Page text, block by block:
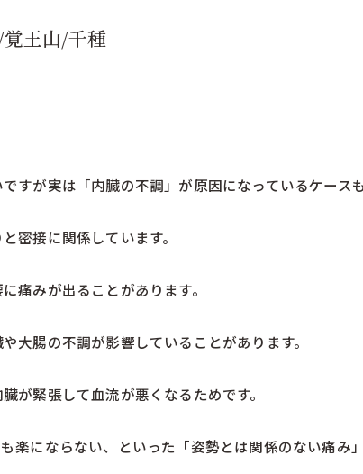
王山/千種
すが実は「内臓の不調」が原因になっているケース
密接に関係しています。
痛みが出ることがあります。
大腸の不調が影響していることがあります。
が緊張して血流が悪くなるためです。
にならない、といった「姿勢とは関係のない痛み